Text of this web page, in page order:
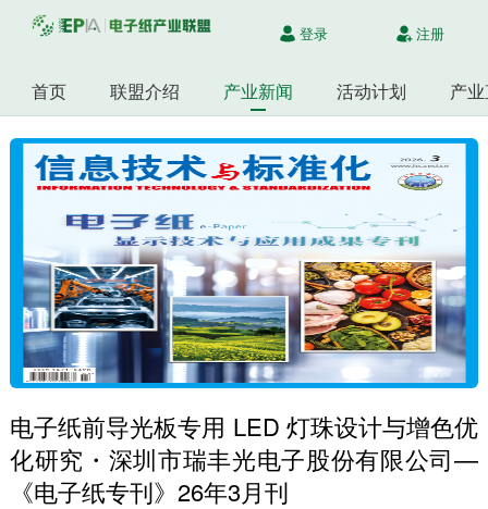
登录 注册
首页 联盟介绍 产业新闻 活动计划 产
电子纸前导光板专用 LED 灯珠设计与增色优
化研究・深圳市瑞丰光电子股份有限公司—
《电子纸专刊》26年3月刊